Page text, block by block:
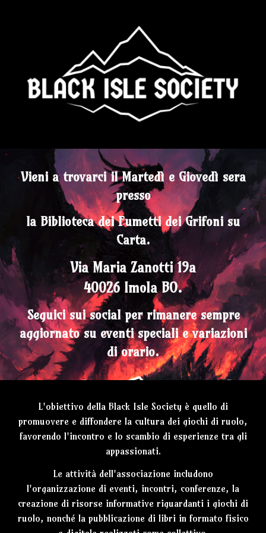
Vieni a trovarci il Martedì e Giovedì sera
presso
la Biblioteca dei Fumetti dei Grifoni su
Carta.
Via Maria Zanotti 19a
40026 Imola BO.
Seguici sui social per rimanere sempre
aggiornato su eventi speciali e variazioni
di orario.
L'obiettivo della Black Isle Society è quello di
promuovere e diffondere la cultura dei giochi di ruolo,
favorendo l'incontro e lo scambio di esperienze tra gli
appassionati.
Le attività dell'associazione includono
l'organizzazione di eventi, incontri, conferenze, la
creazione di risorse informative riguardanti i giochi di
ruolo, nonché la pubblicazione di libri in formato fisico